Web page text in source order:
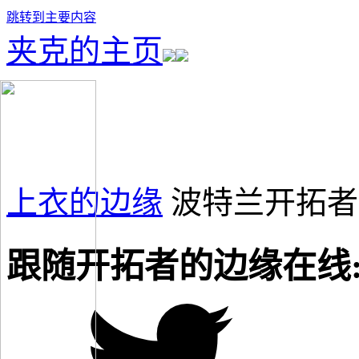
跳转到主要内容
夹克的主页
上衣的边缘 波特兰开拓
跟随开拓者的边缘在